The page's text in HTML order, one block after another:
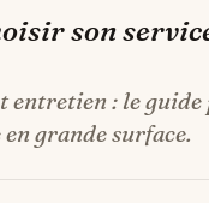
son
entretien : le
grande surface.